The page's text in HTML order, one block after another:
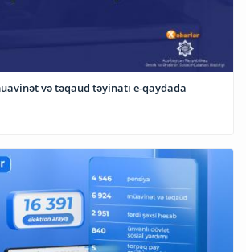
və təqaüd təyinatı e-qaydada